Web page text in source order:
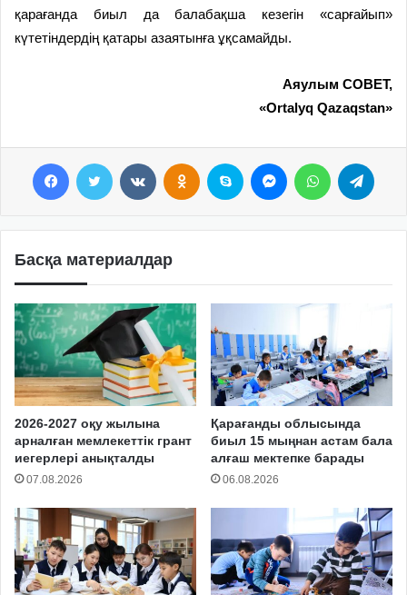
қарағанда биыл да балабақша кезегін «сарғайып»
күтетіндердің қатары азаятынға ұқсамайды.
Аяулым СОВЕТ,
«Ortalyq Qazaqstan»
Басқа материалдар
2026-2027 оқу жылына
арналған мемлекеттік грант
иегерлері анықталды
07.08.2026
Қарағанды облысында
биыл 15 мыңнан астам бала
алғаш мектепке барады
06.08.2026